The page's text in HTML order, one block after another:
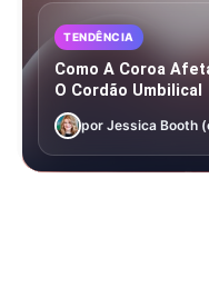
TENDÊNCIA
Como A Coroa
O Cordão Umbilical
por Jessica Booth